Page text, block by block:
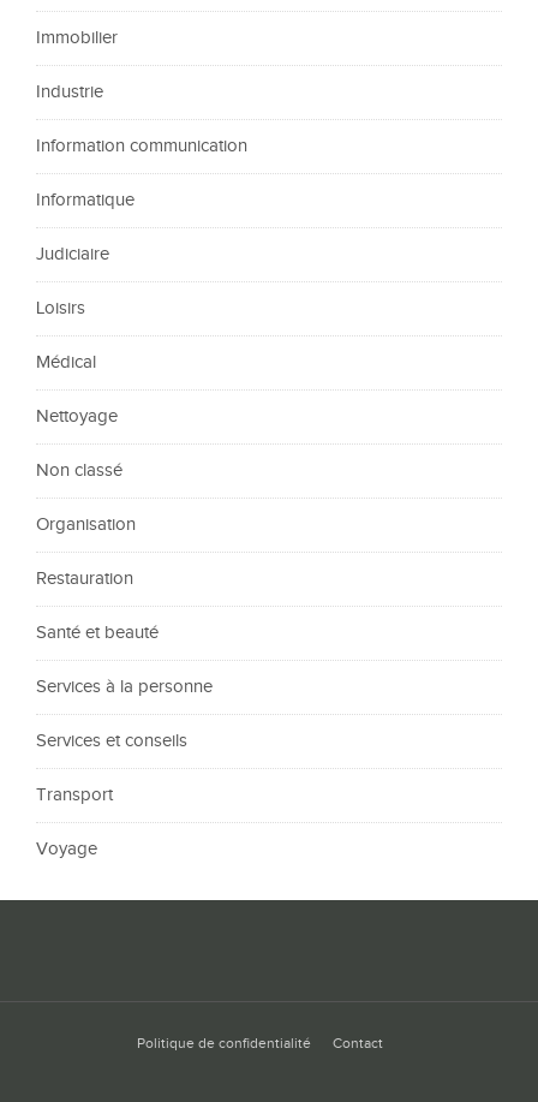
Immobilier
Industrie
Information communication
Informatique
Judiciaire
Loisirs
Médical
Nettoyage
Non classé
Organisation
Restauration
Santé et beauté
Services à la personne
Services et conseils
Transport
Voyage
Politique de confidentialité Contact